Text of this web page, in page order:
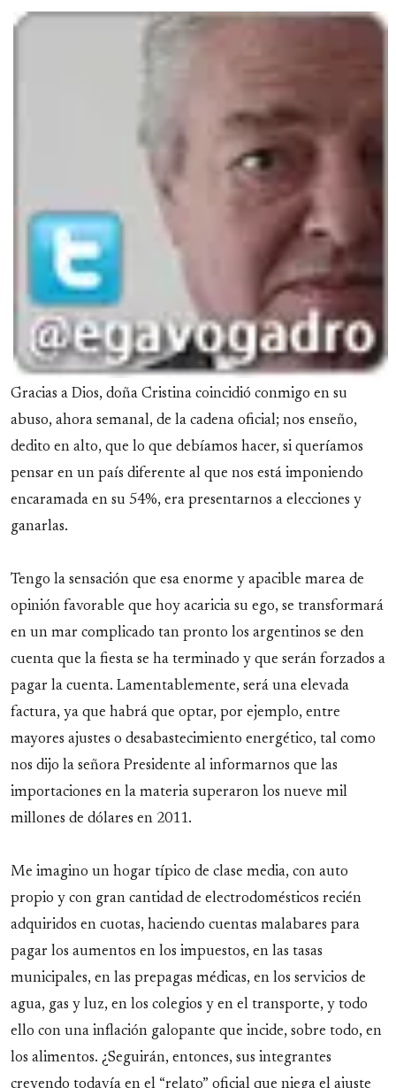
Gracias a Dios, doña Cristina coincidió conmigo en su
abuso, ahora semanal, de la cadena oficial; nos enseño,
dedito en alto, que lo que debíamos hacer, si queríamos
pensar en un país diferente al que nos está imponiendo
encaramada en su 54%, era presentarnos a elecciones y
ganarlas.
Tengo la sensación que esa enorme y apacible marea de
opinión favorable que hoy acaricia su ego, se transformará
en un mar complicado tan pronto los argentinos se den
cuenta que la fiesta se ha terminado y que serán forzados a
pagar la cuenta. Lamentablemente, será una elevada
factura, ya que habrá que optar, por ejemplo, entre
mayores ajustes o desabastecimiento energético, tal como
nos dijo la señora Presidente al informarnos que las
importaciones en la materia superaron los nueve mil
millones de dólares en 2011.
Me imagino un hogar típico de clase media, con auto
propio y con gran cantidad de electrodomésticos recién
adquiridos en cuotas, haciendo cuentas malabares para
pagar los aumentos en los impuestos, en las tasas
municipales, en las prepagas médicas, en los servicios de
agua, gas y luz, en los colegios y en el transporte, y todo
ello con una inflación galopante que incide, sobre todo, en
los alimentos. ¿Seguirán, entonces, sus integrantes
creyendo todavía en el “relato” oficial que niega el ajuste